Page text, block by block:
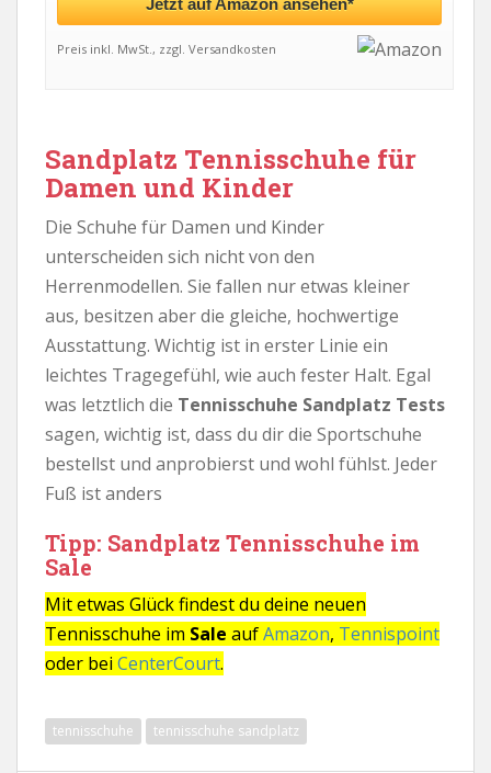
Preis inkl. MwSt., zzgl. Versandkosten
Sandplatz Tennisschuhe für
Damen und Kinder
Die Schuhe für Damen und Kinder
unterscheiden sich nicht von den
Herrenmodellen. Sie fallen nur etwas kleiner
aus, besitzen aber die gleiche, hochwertige
Ausstattung. Wichtig ist in erster Linie ein
leichtes Tragegefühl, wie auch fester Halt. Egal
was letztlich die Tennisschuhe Sandplatz Tests
sagen, wichtig ist, dass du dir die Sportschuhe
bestellst und anprobierst und wohl fühlst. Jeder
Fuß ist anders
Tipp: Sandplatz Tennisschuhe im
Sale
Mit etwas Glück findest du deine neuen
Tennisschuhe im Sale aufAmazon, Tennispoint
oder bei CenterCourt.
tennisschuhe tennisschuhe sandplatz